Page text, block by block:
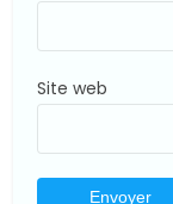
Site web